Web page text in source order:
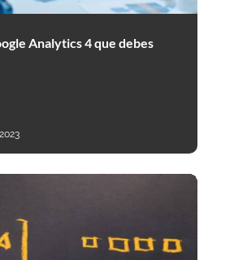
Analytics 4 que debes